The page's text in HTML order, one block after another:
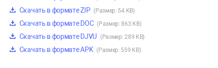
Скачать в формате ZIP (Размер: 54 KB)
Скачать в формате DOC (Размер: 863 KB)
Скачать в формате DJVU (Размер: 289 KB)
Скачать в формате APK (Размер: 559 KB)